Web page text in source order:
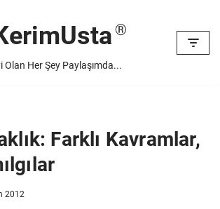
Olan Her Şey Paylaşımda...
Farklı Kavramlar,
2012